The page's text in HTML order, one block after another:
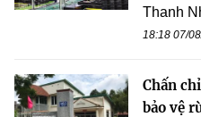
Thanh
18:18 07/
Chấn
bảo vệ